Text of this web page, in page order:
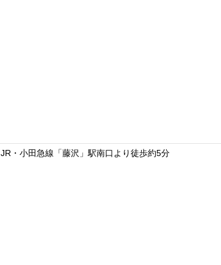
JR・小田急線「藤沢」駅南口より徒歩約5分